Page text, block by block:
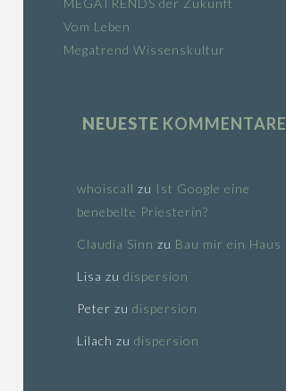
MEGATRENDS der Zukunft
Vom Leben
Megatrend Wissenskultur
NEUESTE KOMMENTARE
whoiscall zu Ist Google eine
benebelte Priesterin?
Claudia Sinn zu Bau mir ein Haus
Lisa zu dispersion
Peter zu dispersion
Lilach zu dispersion